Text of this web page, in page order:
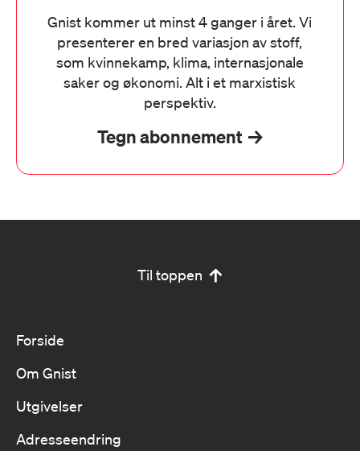
Gnist kommer ut minst 4 ganger i året. Vi
presenterer en bred variasjon av stoff,
som kvinnekamp, klima, internasjonale
saker og økonomi. Alt i et marxistisk
perspektiv.
Tegn abonnement
Til toppen
Forside
Om Gnist
Utgivelser
Adresseendring